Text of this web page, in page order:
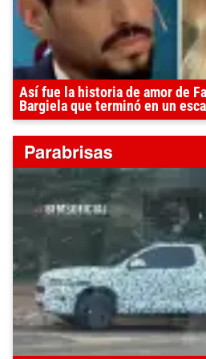
Así fue la historia de amor de
Bargiela que terminó en un